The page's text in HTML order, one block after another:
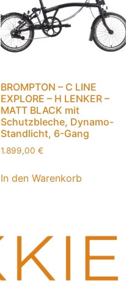
BROMPTON – C LINE
EXPLORE – H LENKER –
MATT BLACK mit
Schutzbleche, Dynamo-
Standlicht, 6-Gang
1.899,00 €
In den Warenkorb